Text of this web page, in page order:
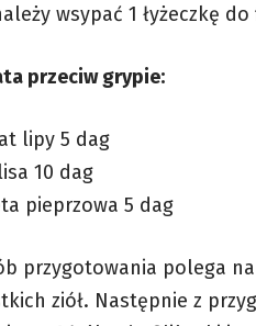
wsypać 1 łyżeczkę
przeciw grypie:
lipy 5 dag
10 dag
pieprzowa 5 dag
przygotowania polega
ziół. Następnie z